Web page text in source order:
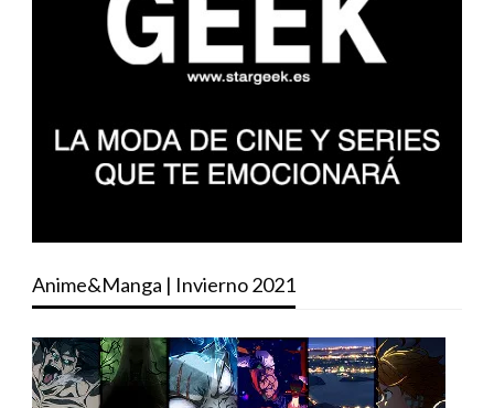
Anime&Manga | Invierno 2021